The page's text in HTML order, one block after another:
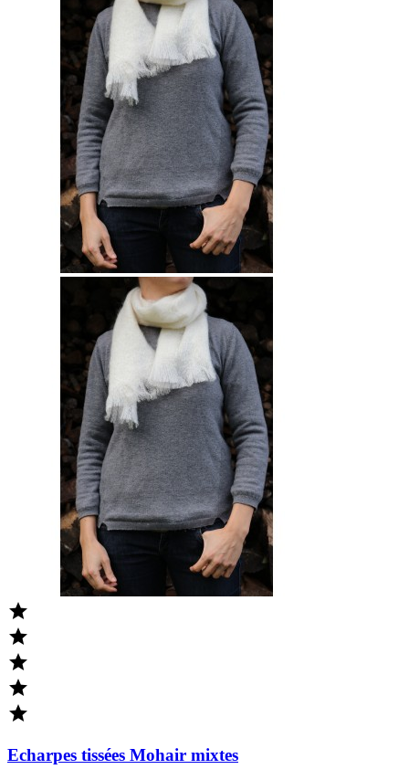





Echarpes tissées Mohair mixtes